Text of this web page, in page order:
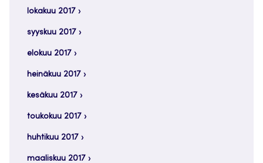
lokakuu 2017
syyskuu 2017
elokuu 2017
heinäkuu 2017
kesäkuu 2017
toukokuu 2017
huhtikuu 2017
maaliskuu 2017